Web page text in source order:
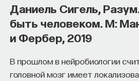
Даниель Сигель,
быть человеком. М:
и Фербер, 2019
В прошлом в нейробиологии
головной мозг имеет
записавшисьна курс «Наука
своим сном».
Пройдя этот курс, вы научитесь:
— Лучше понимать, что
во сне